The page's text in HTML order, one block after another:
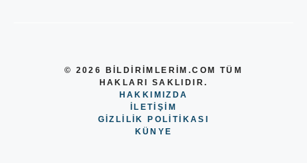
© 2026 BILDIRIMLERIM.COM TÜM
HAKLARI SAKLIDIR.
HAKKIMIZDA
ILETIŞIM
GIZLILIK POLITIKASI
KÜNYE